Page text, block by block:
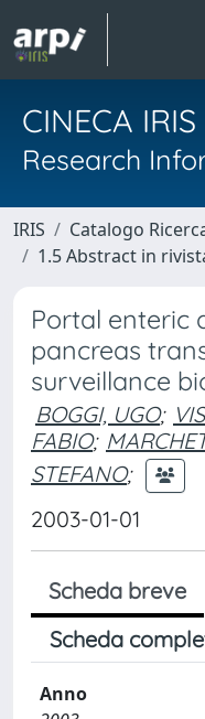
CINECA IRIS
Research
IRIS Catalogo
1.5 Abstract in
Portal enteric
pancreas
surveillance
BOGGI, UGO;
FABIO;
STEFANO;
2003-01-01
Scheda breve
Scheda
Anno